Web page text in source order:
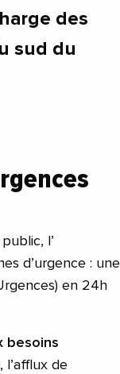
des
sud du
l’
d’urgence : une
en 24h
besoins
l’afflux de